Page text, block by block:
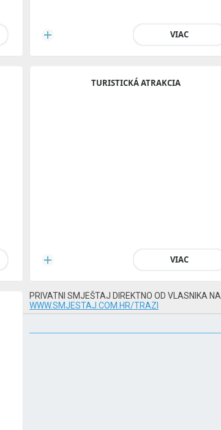
VIAC
TURISTICKÁ ATRAKCIA
VIAC
PRIVATNI SMJEŠTAJ DIREKTNO OD VLASNIKA NA
WWW.SMJESTAJ.COM.HR/TRAZI